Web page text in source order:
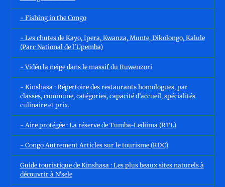
- Fishing in the Congo
- Les chutes de Kayo, Ipera, Kwanza, Munte, Dikolongo, Kalule
(Parc National de l'Upemba)
- Vidéo la neige dans le massif du Ruwenzori
- Kinshasa : Répertoire des restaurants homologues, par
classes, commune, catégories, capacité d’accueil, spécialités
culinaire et prix.
- Aire protégée : La réserve de Tumba-Lediima (RTL)
- Congo Autrement Articles sur le tourisme (RDC)
Guide touristique de Kinshasa : Les plus beaux sites naturels à
découvrir à N'sele